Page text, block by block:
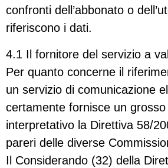
confronti dell’abbonato o
riferiscono i dati.
4.1 Il fornitore del servizio a
Per quanto concerne il
un servizio di comunicazione
certamente fornisce un
interpretativo la Direttiva 58/
pareri delle diverse
Il Considerando (32) della